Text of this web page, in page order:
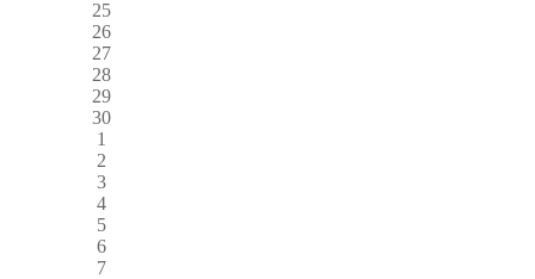
25
26
27
28
29
30
1
2
3
4
5
6
7